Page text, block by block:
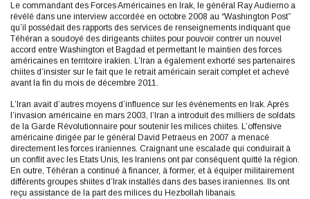
Le commandant des Forces Américaines en Irak, le général Ray Audierno a
révélé dans une interview accordée en octobre 2008 au “Washington Post”
qu’il possédait des rapports des services de renseignements indiquant que
Téhéran a soudoyé des dirigeants chiites pour pouvoir contrer un nouvel
accord entre Washington et Bagdad et permettant le maintien des forces
américaines en territoire irakien. L’Iran a également exhorté ses partenaires
chiites d’insister sur le fait que le retrait américain serait complet et achevé
avant la fin du mois de décembre 2011.
L’Iran avait d’autres moyens d’influence sur les événements en Irak. Après
l’invasion américaine en mars 2003, l’Iran a introduit des milliers de soldats
de la Garde Révolutionnaire pour soutenir les milices chiites. L’offensive
américaine dirigée par le général David Petraeus en 2007 a menacé
directement les forces iraniennes. Craignant une escalade qui conduirait à
un conflit avec les Etats Unis, les Iraniens ont par conséquent quitté la région.
En outre, Téhéran a continué à financer, à former, et à équiper militairement
différents groupes shiites d’Irak installés dans des bases iraniennes. Ils ont
reçu assistance de la part des milices du Hezbollah libanais.